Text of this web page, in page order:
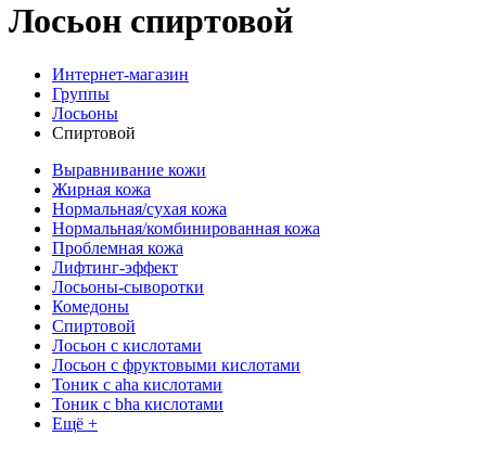
Лосьон спиртовой
Интернет-магазин
Группы
Лосьоны
Спиртовой
Выравнивание кожи
Жирная кожа
Нормальная/сухая кожа
Нормальная/комбинированная кожа
Проблемная кожа
Лифтинг-эффект
Лосьоны-сыворотки
Комедоны
Спиртовой
Лосьон с кислотами
Лосьон с фруктовыми кислотами
Тоник с aha кислотами
Тоник с bha кислотами
Ещё +